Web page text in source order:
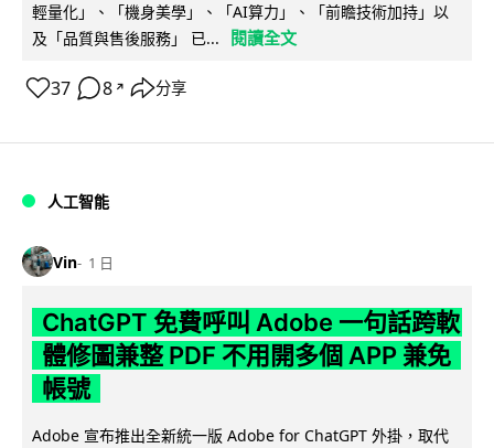
輕量化」、「機身美學」、「AI算力」、「前瞻技術加持」以
及「品質與售後服務」 已...
閱讀全文
37 8 ↗ 分享
人工智能
Vin 1 日
ChatGPT 免費呼叫 Adobe 一句話跨軟
體修圖兼整 PDF 不用開多個 APP 兼免
帳號
Adobe 宣布推出全新統一版 Adobe for ChatGPT 外掛，取代